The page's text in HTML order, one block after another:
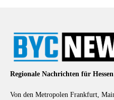
Regionale Nachrichten für
Von den Metropolen Frankfurt,